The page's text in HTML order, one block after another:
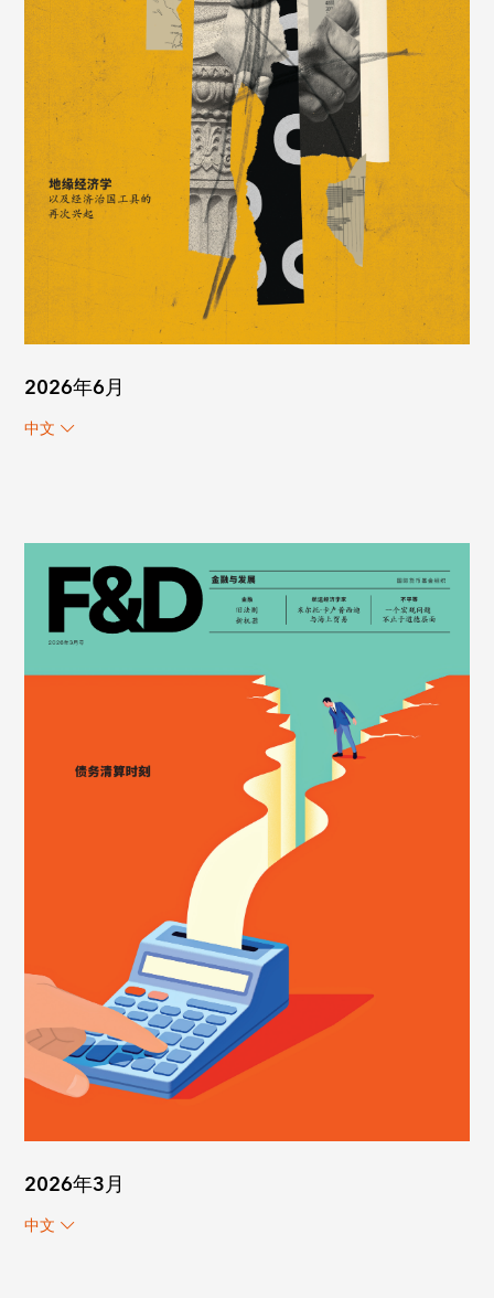
2026年6月
中文
2026年3月
中文